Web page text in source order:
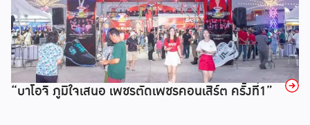
“บาโอจิ ภูมิใจเสนอ เพชรตัดเพชรคอนเสิร์ต ครั้งที่1” →